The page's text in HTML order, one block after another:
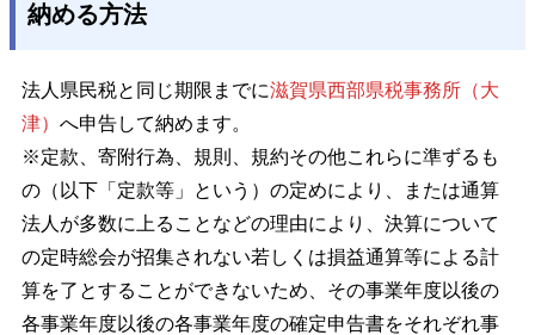
納める方法
法人県民税と同じ期限までに滋賀県西部県税事務所（大
津） へ申告して納めます。
※定款、寄附行為、規則、規約その他これらに準ずるも
の（以下「定款等」という）の定めにより、または通算
法人が多数に上ることなどの理由により、決算について
の定時総会が招集されない若しくは損益通算等による計
算を了とすることができないため、その事業年度以後の
各事業年度以後の各事業年度の確定申告書をそれぞれ事